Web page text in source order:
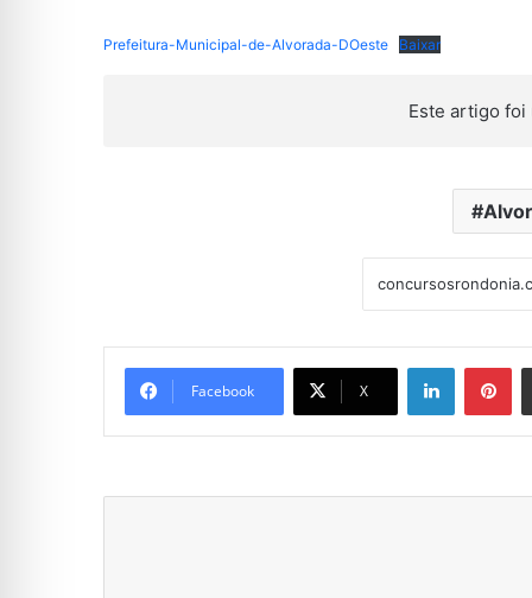
Prefeitura-Municipal-de-Alvorada-DOeste Baixar
Este artigo foi
Facebook X
Linkedin